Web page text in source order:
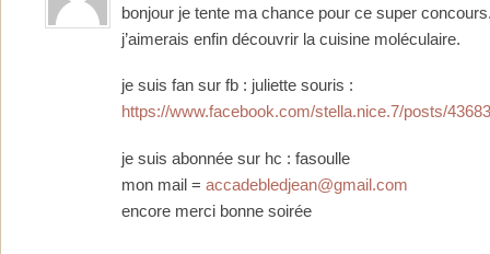
bonjour je tente ma chance pour ce super
j’aimerais enfin découvrir la cuisine moléculaire.
je suis fan sur fb : juliette souris :
https://www.facebook.com/stella.nice.7/posts/
je suis abonnée sur hc : fasoulle
mon mail = accadebledjean@gmail.com
encore merci bonne soirée